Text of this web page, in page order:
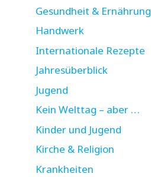
Gesundheit & Ernährung
Handwerk
Internationale Rezepte
Jahresüberblick
Jugend
Kein Welttag – aber …
Kinder und Jugend
Kirche & Religion
Krankheiten